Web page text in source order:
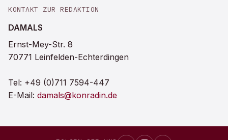
KONTAKT ZUR REDAKTION
DAMALS
Ernst-Mey-Str. 8
70771 Leinfelden-Echterdingen
Tel: +49 (0)711 7594-447
E-Mail: damals@konradin.de